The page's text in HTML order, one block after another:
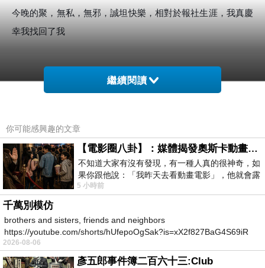
今晚的聚，無私，無邪，誠坦快樂，相對於報社生涯，我真慶
幸我找回了我
繼續閱讀
你可能感興趣的文章
【電影圈八卦】：媒體揭發奧斯卡動畫項目投票醜聞！好萊塢為什麼看不起動畫電影？
不知道大家有沒有發現，有一種人真的很神奇，如
果你跟他說：「我昨天去看動畫電影」，他就會露
出一種慈祥的微笑，然後問你是不是陪小
5 小時前
千萬別模仿
brothers and sisters, friends and neighbors
https://youtube.com/shorts/hUfepoOgSak?is=xX2f827BaG4S69iR
https
2026-08-06
彥五郎事件簿二百六十三:Club